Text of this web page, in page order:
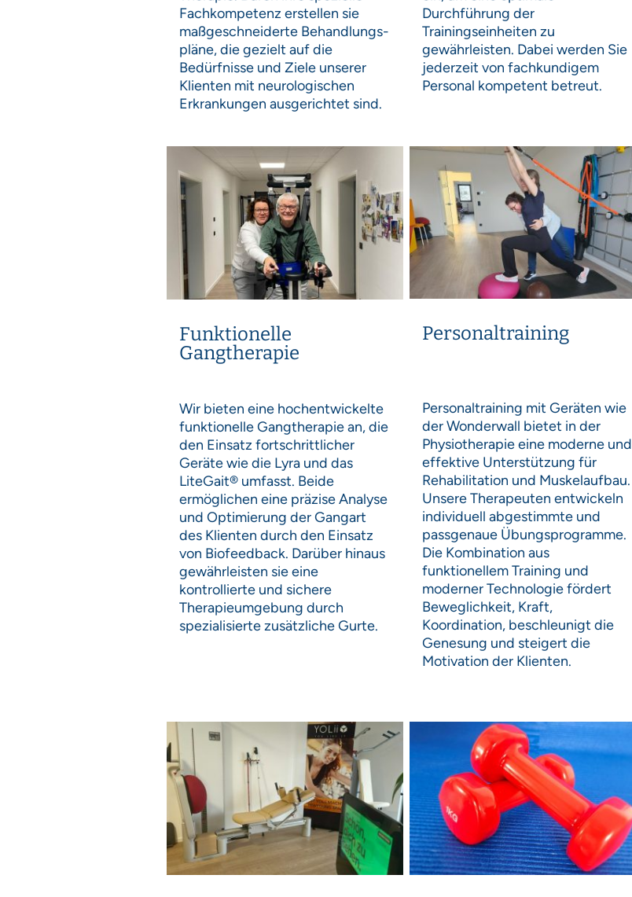
Fachkompetenz erstellen sie
maßgeschneiderte Behandlungs-
pläne, die gezielt auf die
Bedürfnisse und Ziele unserer
Klienten mit neurologischen
Erkrankungen ausgerichtet sind.
Durchführung der
Trainingseinheiten zu
gewährleisten. Dabei werden Sie
jederzeit von fachkundigem
Personal kompetent betreut.
Funktionelle
Gangtherapie
Wir bieten eine hochentwickelte
funktionelle Gangtherapie an, die
den Einsatz fortschrittlicher
Geräte wie die Lyra und das
LiteGait® umfasst. Beide
ermöglichen eine präzise Analyse
und Optimierung der Gangart
des Klienten durch den Einsatz
von Biofeedback. Darüber hinaus
gewährleisten sie eine
kontrollierte und sichere
Therapieumgebung durch
spezialisierte zusätzliche Gurte.
Personaltraining
Personaltraining mit Geräten wie
der Wonderwall bietet in der
Physiotherapie eine moderne und
effektive Unterstützung für
Rehabilitation und Muskelaufbau.
Unsere Therapeuten entwickeln
individuell abgestimmte und
passgenaue Übungsprogramme.
Die Kombination aus
funktionellem Training und
moderner Technologie fördert
Beweglichkeit, Kraft,
Koordination, beschleunigt die
Genesung und steigert die
Motivation der Klienten.